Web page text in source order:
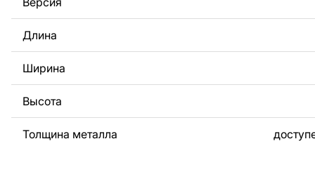
За дополнительную плату мы можем добавить любой
логотип вашей компании или внести другие изменения
Если вам нужно, чтобы мы выполнили
металла для вас, пожалуйста, свяжитесь с нами.
Если у вас остались вопросы или вам нужна помощь,
любое время, мы всегда готовы помочь.
Длина
Ширина
Высота
Толщина металла